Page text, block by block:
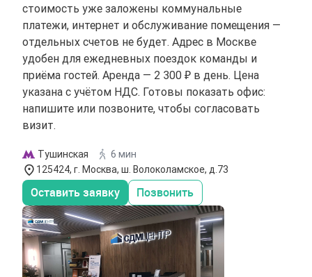
стоимость уже заложены коммунальные
платежи, интернет и обслуживание помещения —
отдельных счетов не будет. Адрес в Москве
удобен для ежедневных поездок команды и
приёма гостей. Аренда — 2 300 ₽ в день. Цена
указана с учётом НДС. Готовы показать офис:
напишите или позвоните, чтобы согласовать
визит.
Тушинская
6 мин
125424, г. Москва, ш. Волоколамское, д.73
Оставить заявку Позвонить